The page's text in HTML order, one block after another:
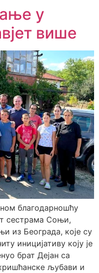
у
више
благодарношћу
сестрама Соњи,
из Београда, које су
иницијативу коју је
брат Дејан са
љубави и